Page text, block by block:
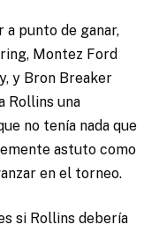
a punto de ganar,
Montez Ford
y Bron Breaker
Rollins una
no tenía nada que
astuto como
en el torneo.
si Rollins debería